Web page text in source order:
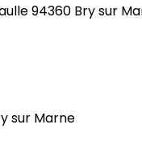
94360 Bry sur
sur Marne